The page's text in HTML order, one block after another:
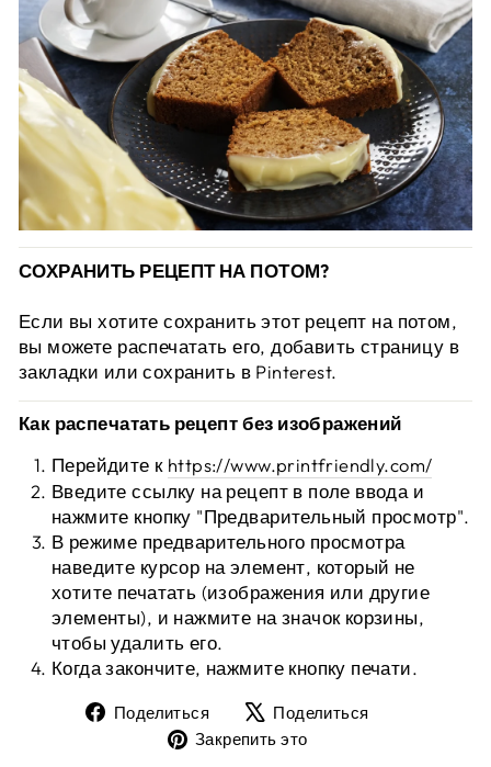
СОХРАНИТЬ РЕЦЕПТ НА ПОТОМ?
Если вы хотите сохранить этот рецепт на потом,
вы можете распечатать его, добавить страницу в
закладки или сохранить в Pinterest.
Как распечатать рецепт без изображений
Перейдите к https://www.printfriendly.com/
Введите ссылку на рецепт в поле ввода и
нажмите кнопку "Предварительный просмотр".
В режиме предварительного просмотра
наведите курсор на элемент, который не
хотите печатать (изображения или другие
элементы), и нажмите на значок корзины,
чтобы удалить его.
Когда закончите, нажмите кнопку печати.
Поделиться
Поделиться
на
Поделиться
Закрепить это